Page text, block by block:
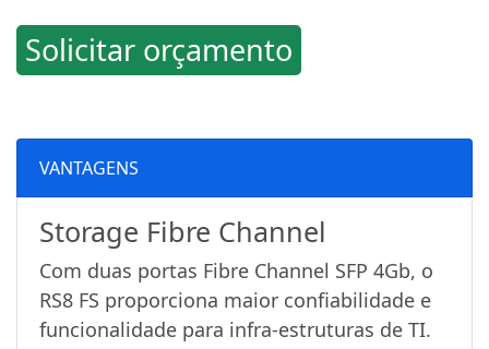
Solicitar orçamento
VANTAGENS
Storage Fibre Channel
Com duas portas Fibre Channel SFP 4Gb, o
RS8 FS proporciona maior confiabilidade e
funcionalidade para infra-estruturas de TI.